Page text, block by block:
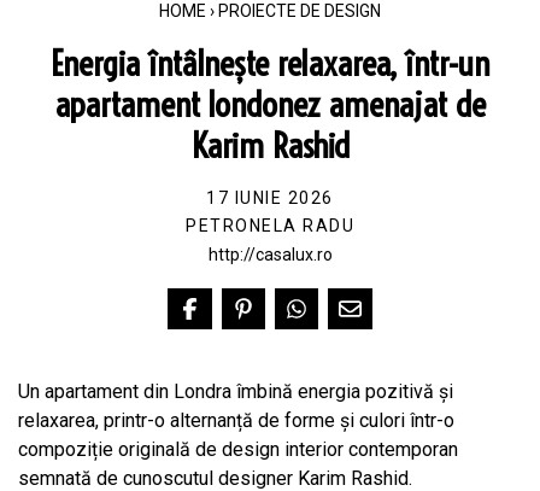
HOME › PROIECTE DE DESIGN
Energia întâlnește relaxarea, într-un
apartament londonez amenajat de
Karim Rashid
17 IUNIE 2026
PETRONELA RADU
http://casalux.ro
Un apartament din Londra îmbină energia pozitivă și
relaxarea, printr-o alternanță de forme și culori într-o
compoziție originală de design interior contemporan
semnată de cunoscutul designer Karim Rashid.